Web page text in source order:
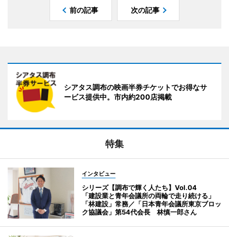
前の記事 次の記事
シアタス調布の映画半券チケットでお得なサ
ービス提供中。市内約200店掲載
特集
インタビュー
シリーズ【調布で輝く人たち】Vol.04
「建設業と青年会議所の両輪で走り続ける」
「林建設」常務／「日本青年会議所東京ブロッ
ク協議会」第54代会長 林慎一郎さん